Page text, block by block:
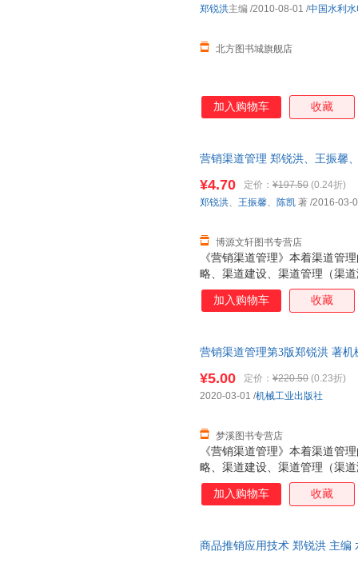
北方图书城旗舰店
郑锐洪主编 /2010-08-01 /中国水利
加入购物车 收藏
营销渠道管理 郑锐洪、王振馨
《营销渠道管理》本着渠道管
略、渠道建设、渠道管理（渠
护）、渠道评估与创新的逻辑
道管理的策略与方法，体现出
加以补充和更新，如渠道领域
善，包括小结的重新提炼和概
教师使用。
¥4.70 定价： ¥197.50 (0.24折)
博源文轩图书专营店
郑锐洪、 王振馨、 陈凯 著 /2016-03-
加入购物车 收藏
营销渠道管理第3版郑锐洪 著机
《营销渠道管理》本着渠道管
略、渠道建设、渠道管理（渠
护）、渠道评估与创新的逻辑
道管理的策略与方法，体现出
¥5.00 定价： ¥220.50 (0.23折)
梦溪图书专营店
2020-03-01 /机械工业出版社
加入购物车 收藏
商品推销应用技术 郑锐洪 主编